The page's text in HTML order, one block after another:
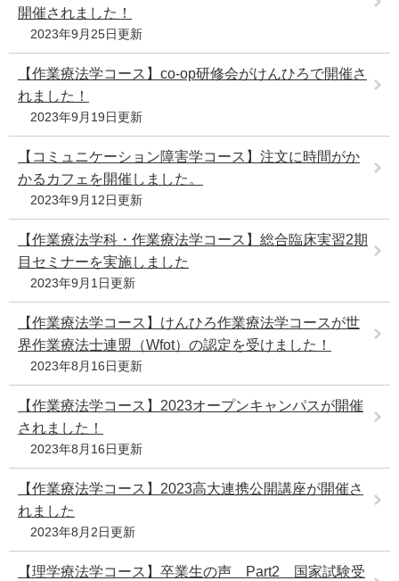
開催されました！
2023年9月25日更新
【作業療法学コース】co-op研修会がけんひろで開催さ
れました！
2023年9月19日更新
【コミュニケーション障害学コース】注文に時間がか
かるカフェを開催しました。
2023年9月12日更新
【作業療法学科・作業療法学コース】総合臨床実習2期
目セミナーを実施しました
2023年9月1日更新
【作業療法学コース】けんひろ作業療法学コースが世
界作業療法士連盟（Wfot）の認定を受けました！
2023年8月16日更新
【作業療法学コース】2023オープンキャンパスが開催
されました！
2023年8月16日更新
【作業療法学コース】2023高大連携公開講座が開催さ
れました
2023年8月2日更新
【理学療法学コース】卒業生の声 Part2 国家試験受